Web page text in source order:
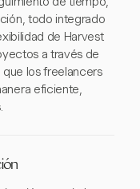
todo integrado
de Harvest
a través de
los freelancers
eficiente,